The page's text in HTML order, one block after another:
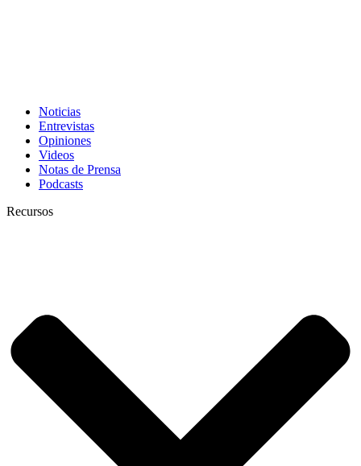
Noticias
Entrevistas
Opiniones
Videos
Notas de Prensa
Podcasts
Recursos